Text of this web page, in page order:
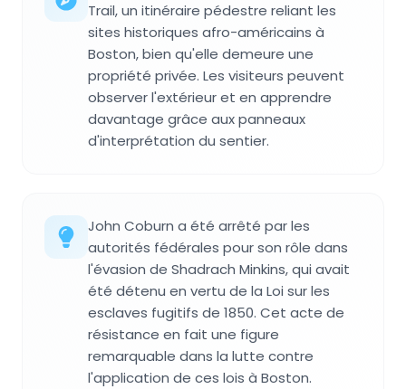
Trail, un itinéraire pédestre reliant les
sites historiques afro-américains à
Boston, bien qu'elle demeure une
propriété privée. Les visiteurs peuvent
observer l'extérieur et en apprendre
davantage grâce aux panneaux
d'interprétation du sentier.
John Coburn a été arrêté par les
autorités fédérales pour son rôle dans
l'évasion de Shadrach Minkins, qui avait
été détenu en vertu de la Loi sur les
esclaves fugitifs de 1850. Cet acte de
résistance en fait une figure
remarquable dans la lutte contre
l'application de ces lois à Boston.